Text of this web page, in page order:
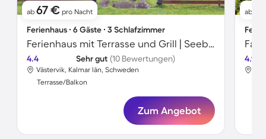
ab 67 € pro Nacht
Ferienhaus ∙ 6 Gäste ∙ 3 Schlafzimmer
Ferienhaus mit Terrasse und Grill | Seeblick
4.4 Sehr gut (10 Bewertungen)
Västervik, Kalmar län, Schweden
Terrasse/Balkon
Zum Angebot
ab
4.9